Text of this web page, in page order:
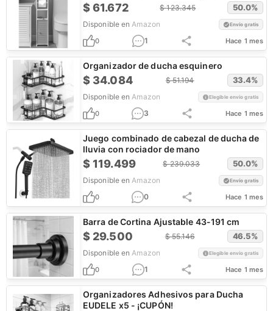
$61.672 $123.345 50.0%
Disponible en Amazon Envío gratis
0 1 Hace 1 mes
Organizador de ducha esquinero
$ 34.084 $51.194 33.4%
Disponible en Amazon Elegible envío gratis
0 3 Hace 1 mes
Juego combinado de cabezal de ducha de
lluvia con rociador de mano
$119.499 $239.033 50.0%
Disponible en Amazon Envío gratis
0 0 Hace 1 mes
Barra de Cortina Ajustable 43-191 cm
$ 29.500 $55.146 46.5%
Disponible en Amazon Elegible envío gratis
0 1 Hace 1 mes
Organizadores Adhesivos para Ducha
EUDELE x5 - ¡CUPÓN!